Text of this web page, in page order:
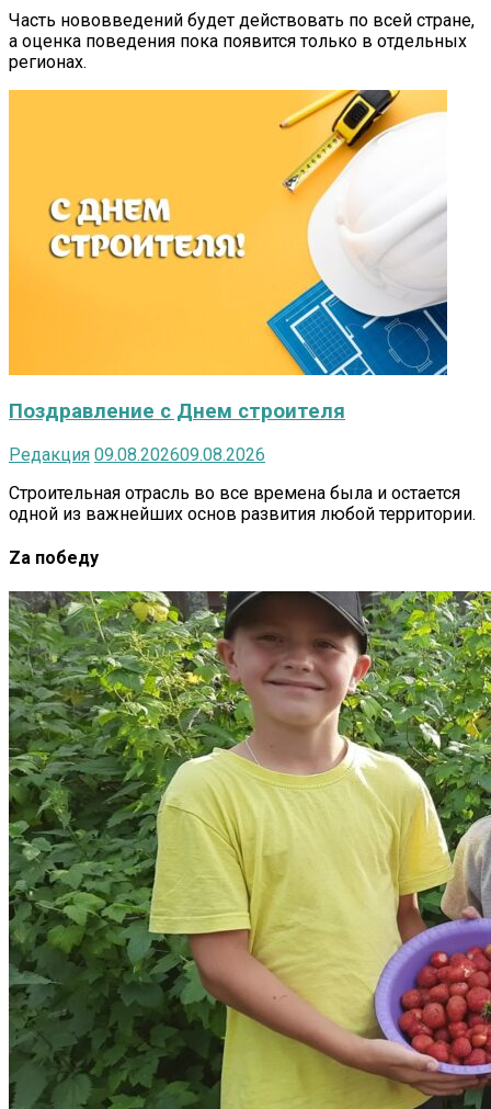
Часть нововведений будет действовать по всей стране,
а оценка поведения пока появится только в отдельных
регионах.
Поздравление с Днем строителя
Редакция 09.08.202609.08.2026
Строительная отрасль во все времена была и остается
одной из важнейших основ развития любой территории.
Za победу